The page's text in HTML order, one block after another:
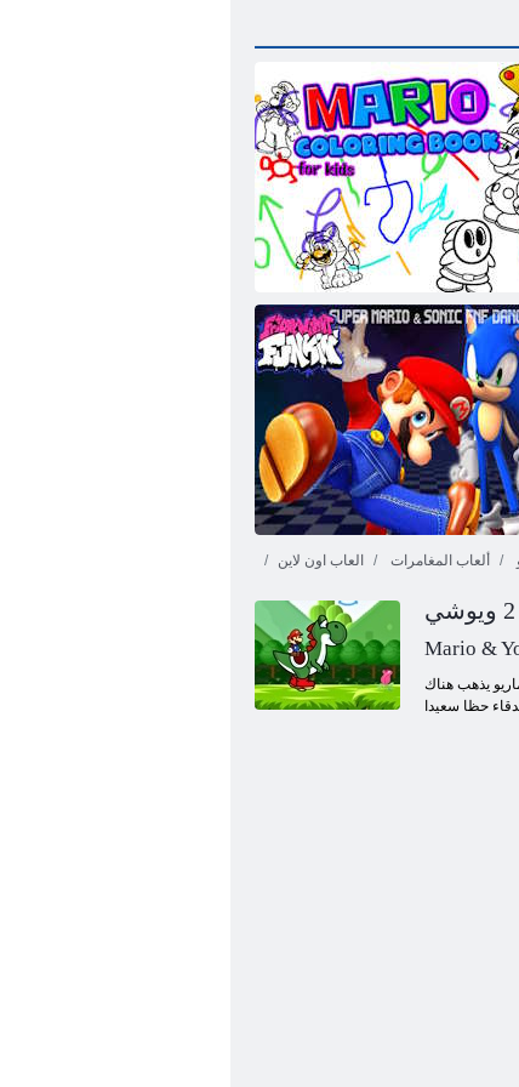
ﻝﺎﻔﻃﻸ ﻟ ﻮﻳﺭﺎﻣ ﻦﻳﻮﻠﺗ ﺏﺎﺘﻛ
العاب اون لاين ألعاب المغامرات
Mario &
يذهب هناك